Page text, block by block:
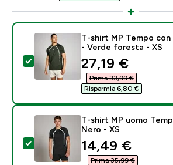
Seleziona questo prodotto - T-
T-shirt MP Tempo
- Verde foresta - XS
discounted
27,19 €‎
Prima 33,99 €‎
Risparmia 6,80 €‎
Seleziona questo prodotto - T-
T-shirt MP uomo
Nero - XS
discounted
14,49 €‎
Prima 35,99 €‎